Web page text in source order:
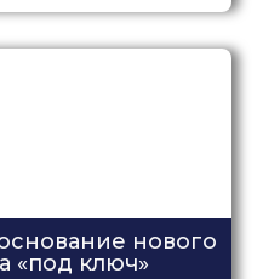
нового
«под ключ»